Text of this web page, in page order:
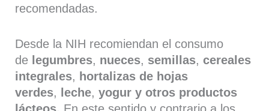
recomendadas.
Desde la NIH recomiendan el consumo
de legumbres, nueces, semillas, cereales
integrales, hortalizas de hojas
verdes, leche, yogur y otros productos